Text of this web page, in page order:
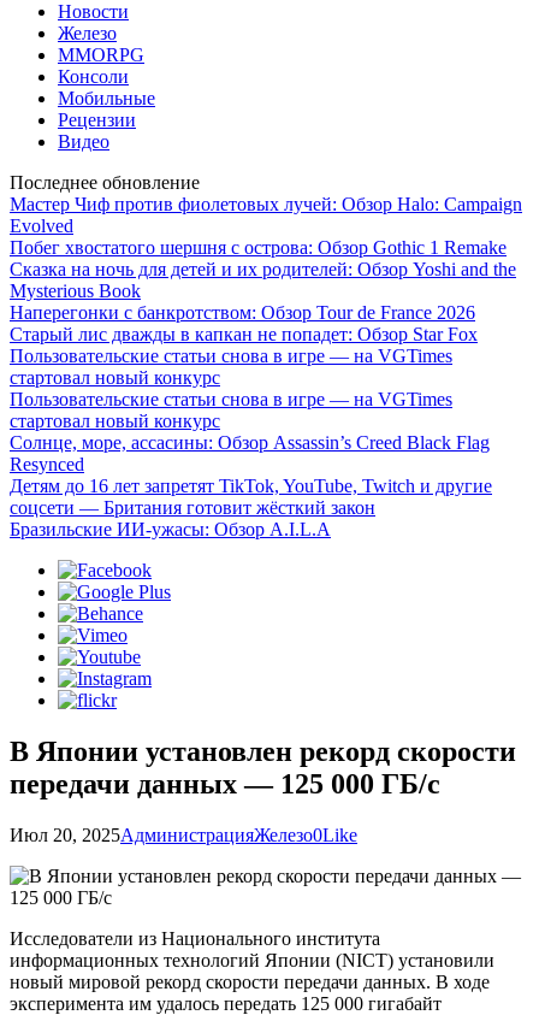
Новости
Железо
MMORPG
Консоли
Мобильные
Рецензии
Видео
Последнее обновление
Мастер Чиф против фиолетовых лучей: Обзор Halo: Campaign
Evolved
Побег хвостатого шершня с острова: Обзор Gothic 1 Remake
Сказка на ночь для детей и их родителей: Обзор Yoshi and the
Mysterious Book
Наперегонки с банкротством: Обзор Tour de France 2026
Старый лис дважды в капкан не попадет: Обзор Star Fox
Пользовательские статьи снова в игре — на VGTimes
стартовал новый конкурс
Пользовательские статьи снова в игре — на VGTimes
стартовал новый конкурс
Солнце, море, ассасины: Обзор Assassin’s Creed Black Flag
Resynced
Детям до 16 лет запретят TikTok, YouTube, Twitch и другие
соцсети — Британия готовит жёсткий закон
Бразильские ИИ-ужасы: Обзор A.I.L.A
В Японии установлен рекорд скорости
передачи данных — 125 000 ГБ/с
Июл 20, 2025АдминистрацияЖелезо0Like
Исследователи из Национального института
информационных технологий Японии (NICT) установили
новый мировой рекорд скорости передачи данных. В ходе
эксперимента им удалось передать 125 000 гигабайт